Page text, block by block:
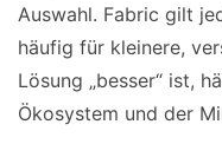
Auswahl. Fabric gilt
häufig für kleinere,
Lösung „besser“ ist,
Ökosystem und der